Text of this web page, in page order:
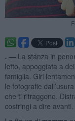
. — La stanza in
letto, appoggiata a
famiglia. Giri
le fotografie
che ti ritraggono.
costringi a dire avanti.